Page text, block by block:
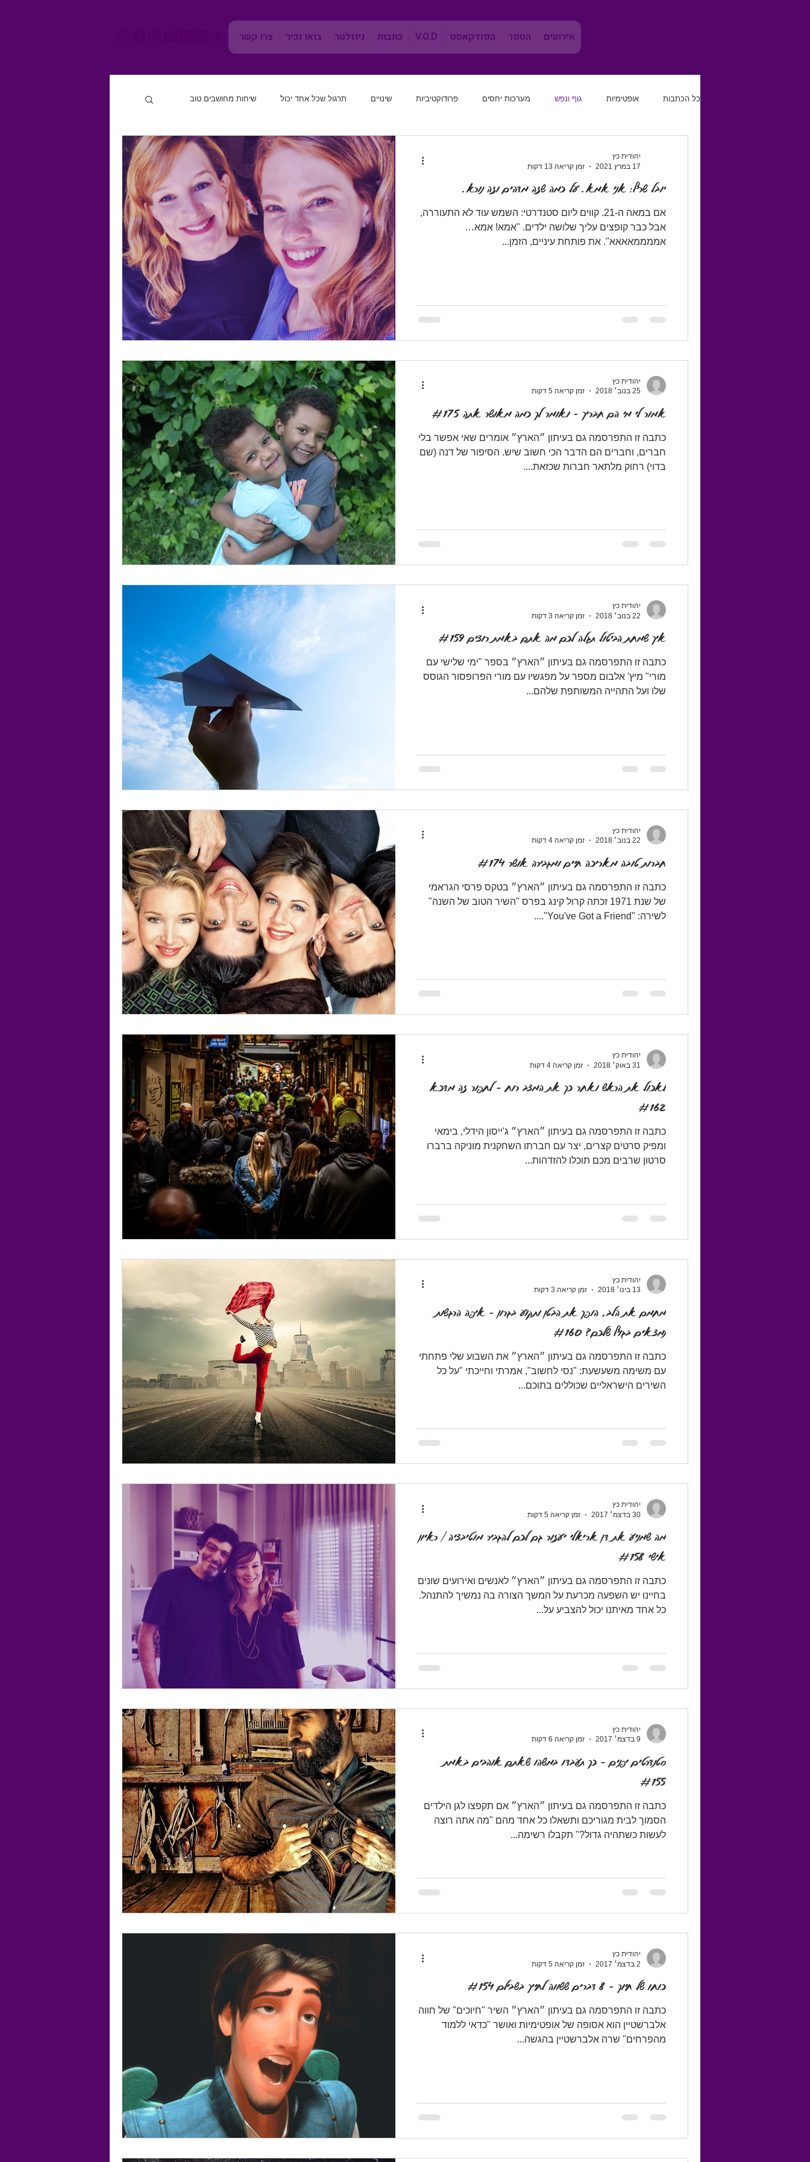
אירועים הספר הפודקאסט V.O.D כתבות ניוזלטר בואו נכיר צרו קשר
כל הכתבות אופטימיות גוף ונפש מערכות יחסים פרודוקטיביות שינויים תרגול שכל אחד יכול שיחות מחושבים טוב
לחשוב מחדש אפקטיביות חוסן נפשי גוף ומוח
קריירה
יובל שרף: אני אמא. על כמה שזה מדהים וזה נורא.
אם במאה ה-21. קווים ליום סטנדרטי: השמש עוד לא התעוררה,
אבל כבר קופצים עליך שלושה ילדים. "אמא! אמא…
אממממאאאא". את פותחת עיניים, הזמן...
יהודית כץ
17 במרץ 2021
זמן קריאה 13 דקות
​אמור לי מי הם חבריך - ואומר לך כמה מאושר אתה #175
כתבה זו התפרסמה גם בעיתון ״הארץ״ אומרים שאי אפשר בלי
חברים, וחברים הם הדבר הכי חשוב שיש. הסיפור של דנה (שם
בדוי) רחוק מלתאר חברות שכזאת....
יהודית כץ
25 בנוב׳ 2018
זמן קריאה 5 דקות
איך שמחת הביטול תגלה לכם מה אתם באמת רוצים #159
כתבה זו התפרסמה גם בעיתון ״הארץ״ בספר "ימי שלישי עם
מורי" מיץ' אלבום מספר על מפגשיו עם מורי הפרופסור הגוסס
שלו ועל התהייה המשותפת שלהם...
יהודית כץ
22 בנוב׳ 2018
זמן קריאה 3 דקות
חברות טובה מאריכה חיים ומגבירה אושר #174
כתבה זו התפרסמה גם בעיתון ״הארץ״ בטקס פרסי הגראמי
של שנת 1971 זכתה קרול קינג בפרס "השיר הטוב של השנה"
לשירה: "You've Got a Friend"....
יהודית כץ
22 בנוב׳ 2018
זמן קריאה 4 דקות
לאכול את הראש ואחר כך את המצב רוח - לחפור זה מדכא
#162
כתבה זו התפרסמה גם בעיתון ״הארץ״ ג'ייסון הידלי, בימאי
ומפיק סרטים קצרים, יצר עם חברתו השחקנית מוניקה ברברו
סרטון שרבים מכם תוכלו להזדהות...
יהודית כץ
31 באוק׳ 2018
זמן קריאה 4 דקות
מחמם את הלב, הופך את הבטן ותקוע בגרון - איפה הרגשות
נמצאים בגוף שלכם? #160
כתבה זו התפרסמה גם בעיתון ״הארץ״ את השבוע שלי פתחתי
עם משימה משעשעת: "נסי לחשוב", אמרתי וחייכתי "על כל
השירים הישראליים שכוללים בתוכם...
יהודית כץ
13 בינו׳ 2018
זמן קריאה 3 דקות
מה שמניע את דן אריאלי יעזור גם לכם להגביר מוטיבציה | ראיון
אישי #158
כתבה זו התפרסמה גם בעיתון ״הארץ״ לאנשים ואירועים שונים
בחיינו יש השפעה מכרעת על המשך הצורה בה נמשיך להתנהל.
כל אחד מאיתנו יכול להצביע על...
יהודית כץ
30 בדצמ׳ 2017
זמן קריאה 5 דקות
סטנדרטים יפנים - כך תעבדו במשהו שאתם אוהבים באמת
#155
כתבה זו התפרסמה גם בעיתון ״הארץ״ אם תקפצו לגן הילדים
הסמוך לבית מגוריכם ותשאלו כל אחד מהם "מה אתה רוצה
לעשות כשתהיה גדול?" תקבלו רשימה...
יהודית כץ
9 בדצמ׳ 2017
זמן קריאה 6 דקות
כוחו של חיוך - 8 דברים ששווה לחייך בשבילם #154
כתבה זו התפרסמה גם בעיתון ״הארץ״ השיר "חיוכים" של חווה
אלברשטיין הוא אסופה של אופטימיות ואושר "כדאי ללמוד
מהפרחים" שרה אלברשטיין בהגשה...
יהודית כץ
2 בדצמ׳ 2017
זמן קריאה 5 דקות